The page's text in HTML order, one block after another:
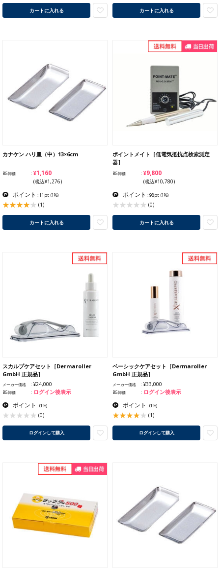
カートに入れる カートに入れる
カナケン ハリ皿（中）13×6cm
BG卸価 ¥1,160
(税込¥1,276)
ポイント : 11pt (1%)
(1)
カートに入れる
ポイントメイト［低電気抵抗点検索測定
器］
BG卸価 ¥9,800
(税込¥10,780)
ポイント : 98pt (1%)
(0)
カートに入れる
スカルプケアセット［Dermaroller
GmbH 正規品］
メーカー価格 ¥24,000
BG卸価 ログイン後表示
ポイント :(1%)
(0)
ログインして購入
ベーシックケアセット［Dermaroller
GmbH 正規品］
メーカー価格 ¥33,000
BG卸価 ログイン後表示
ポイント :(1%)
(1)
ログインして購入